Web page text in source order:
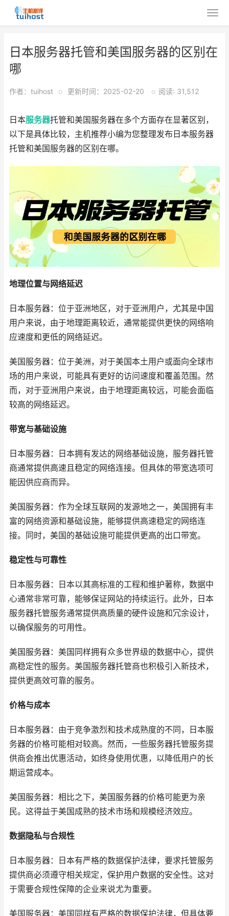
日本服务器托管和美国服务器的区别在
哪
作者：tuihost o 更新时间：2025-02-20 o 阅读: 31,512
日本服务器托管和美国服务器在多个方面存在显著区别，
以下是具体比较，主机推荐小编为您整理发布日本服务器
托管和美国服务器的区别在哪。
地理位置与网络延迟
日本服务器：位于亚洲地区，对于亚洲用户，尤其是中国
用户来说，由于地理距离较近，通常能提供更快的网络响
应速度和更低的网络延迟。
美国服务器：位于美洲，对于美国本土用户或面向全球市
场的用户来说，可能具有更好的访问速度和覆盖范围。然
而，对于亚洲用户来说，由于地理距离较远，可能会面临
较高的网络延迟。
带宽与基础设施
日本服务器：日本拥有发达的网络基础设施，服务器托管
商通常提供高速且稳定的网络连接。但具体的带宽选项可
能因供应商而异。
美国服务器：作为全球互联网的发源地之一，美国拥有丰
富的网络资源和基础设施，能够提供高速稳定的网络连
接。同时，美国的基础设施可能提供更高的出口带宽。
稳定性与可靠性
日本服务器：日本以其高标准的工程和维护著称，数据中
心通常非常可靠，能够保证网站的持续运行。此外，日本
服务器托管服务通常提供高质量的硬件设施和冗余设计，
以确保服务的可用性。
美国服务器：美国同样拥有众多世界级的数据中心，提供
高稳定性的服务。美国服务器托管商也积极引入新技术，
提供更高效可靠的服务。
价格与成本
日本服务器：由于竞争激烈和技术成熟度的不同，日本服
务器的价格可能相对较高。然而，一些服务器托管服务提
供商会推出优惠活动，如终身使用优惠，以降低用户的长
期运营成本。
美国服务器：相比之下，美国服务器的价格可能更为亲
民。这得益于美国成熟的技术市场和规模经济效应。
数据隐私与合规性
日本服务器：日本有严格的数据保护法律，要求托管服务
提供商必须遵守相关规定，保护用户数据的安全性。这对
于需要合规性保障的企业来说尤为重要。
美国服务器：美国同样有严格的数据保护法律，但具体要